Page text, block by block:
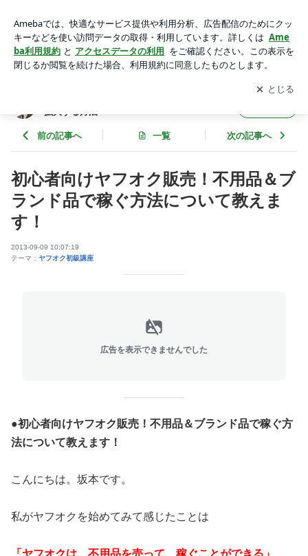
いて教えます！ | 小さな会社や個人にネット通販で全国に販路
拡大する方法
アプリをダウンロードして ブログの更新通知
を受け取りまし
ょう。
開く
拡大する方法
前の記事へ 一覧 次の記事へ
初心者向けヤフオク販売！不用品＆ブ
ランド品で稼ぐ方法について教えま
す！
2013-09-09 10:07:19
テーマ： ヤフオク初級講座
広告を表示できませんでした
●初心者向けヤフオク販売！不用品＆ブランド品で稼ぐ方
法について教えます！
こんにちは。坂本です。
私がヤフオクを始めてみて感じたことは
「ヤフオクは、不用品を売って、稼ぐことができる」